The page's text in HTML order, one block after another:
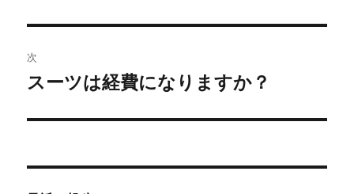
ビ
ゲ
ー
投
稿:
次
次
投
スーツは経費になりますか？